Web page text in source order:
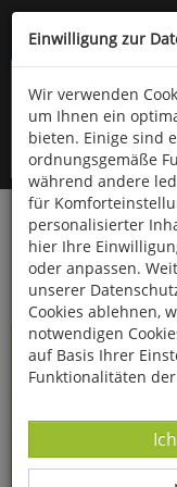
Kompletten Head
Startseite Bücher
Einwilligung zur
Wir verwenden
um Ihnen ein
bieten. Einige sind
ordnungsgemäße
während andere
für
personalisierter
hier Ihre
oder anpassen.
unserer
Cookies ablehnen,
notwendigen
auf Basis Ihrer
Funktionalitäten